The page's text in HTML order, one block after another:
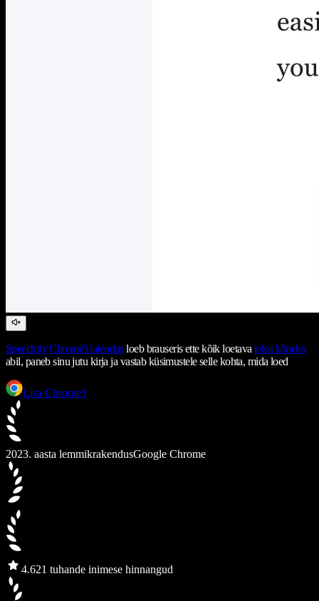
Speechify Chrome'i laiendusloeb brauseris ette kõik loetava tekst kõneks
abil, paneb sinu jutu kirja ja vastab küsimustele selle kohta, mida loed
Lisa Chrome'i
2023. aasta lemmikrakendusGoogle Chrome
4.621 tuhande inimese hinnangud